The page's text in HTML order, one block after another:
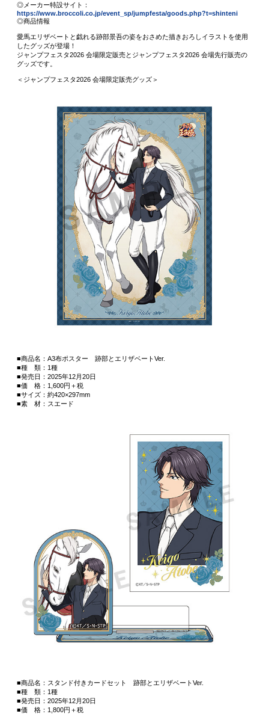
◎メーカー特設サイト：
https://www.broccoli.co.jp/event_sp/jumpfesta/goods.php?t=shinteni
◎商品情報
愛馬エリザベートと戯れる跡部景吾の姿をおさめた描きおろしイラストを使用
したグッズが登場！
ジャンプフェスタ2026 会場限定販売とジャンプフェスタ2026 会場先行販売の
グッズです。
＜ジャンプフェスタ2026 会場限定販売グッズ＞
■商品名：A3布ポスター 跡部とエリザベートVer.
■種 類：1種
■発売日：2025年12月20日
■価 格：1,600円＋税
■サイズ：約420×297mm
■素 材：スエード
■商品名：スタンド付きカードセット 跡部とエリザベートVer.
■種 類：1種
■発売日：2025年12月20日
■価 格：1,800円＋税